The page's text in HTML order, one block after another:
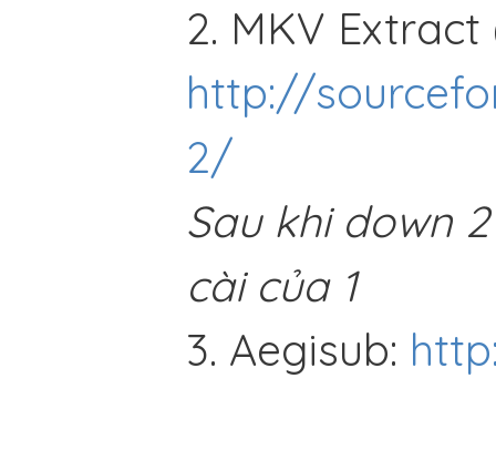
2. MKV
http://
2/
Sau khi down
cài của 1
3. Aegisub: